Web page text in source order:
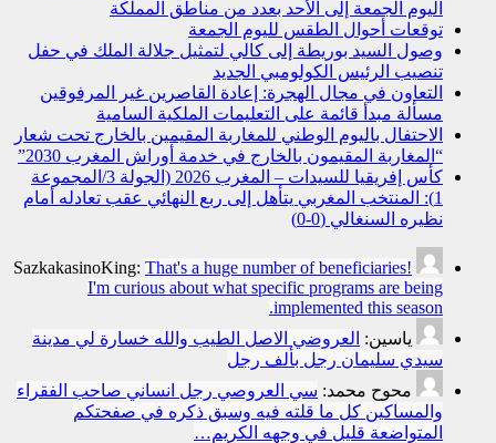
اليوم الجمعة إلى الأحد بعدد من مناطق المملكة
توقعات أحوال الطقس لليوم الجمعة
وصول السيد بوريطة إلى كالي لتمثيل جلالة الملك في حفل
تنصيب الرئيس الكولومبي الجديد
التعاون في مجال الهجرة: إعادة القاصرين غير المرفوقين
مسألة مبدأ قائمة على التعليمات الملكية السامية
الاحتفال باليوم الوطني للمغاربة المقيمين بالخارج تحت شعار
“المغاربة المقيمون بالخارج في خدمة أوراش المغرب 2030”
كأس إفريقيا للسيدات – المغرب 2026 (الجولة 3/المجموعة
1): المنتخب المغربي يتأهل إلى ربع النهائي عقب تعادله أمام
نظيره السنغالي (0-0)
SazkakasinoKing: That's a huge number of beneficiaries!
I'm curious about what specific programs are being
implemented this season.
ياسين: العروضي الاصل الطيب والله خسارة لي مدينة
سيدي سليمان رجل بألف رجل
محوح محمد: سي العروصي رجل انساني صاحب الفقراء
والمساكين كل ما قلته فيه وسبق ذكره في صفحتكم
المتواضعة قليل في وجهه الكريم…